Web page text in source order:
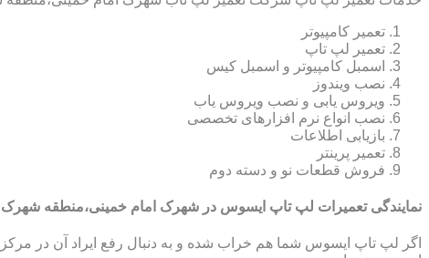
تعمیر کامپیوتر
تعمیر لپ تاپ
اسمبل کامپیوتر و اسمبل کیس
نصب ویندوز
ویروس یابی و نصب ویروس یاب
نصب انواع نرم افزارهای تخصصی
بازیابی اطلاعات
تعمیر پرینتر
فروش قطعات نو و دسته دوم
نمایندگی تعمیرات لپ تاپ ایسوس در شهرک امام خمینی،منطقه شهرک
اگر لپ تاپ ایسوس شما هم خراب شده و به دنبال رفع ایراد آن در